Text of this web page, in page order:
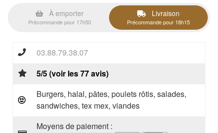
À emporter
Précommande pour 17h50
Livraison
Précommande pour 18h15
03.88.79.38.07
5/5 (voir les 77 avis)
Burgers, halal, pâtes, poulets rôtis, salades,
sandwiches, tex mex, viandes
Moyens de paiement :